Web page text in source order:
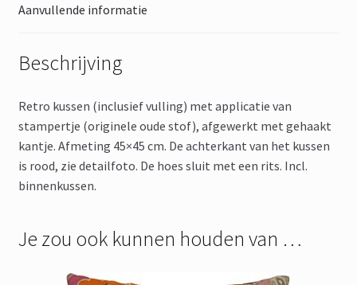
Aanvullende informatie
Beschrijving
Retro kussen (inclusief vulling) met applicatie van
stampertje (originele oude stof), afgewerkt met gehaakt
kantje. Afmeting 45×45 cm. De achterkant van het kussen
is rood, zie detailfoto. De hoes sluit met een rits. Incl.
binnenkussen.
Je zou ook kunnen houden van …